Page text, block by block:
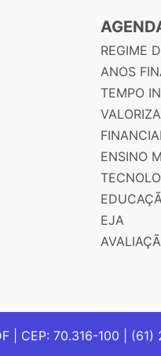
REGIME
ANOS
TEMPO
ENSINO
EJA
| CEP: 70.316-100 | (61)